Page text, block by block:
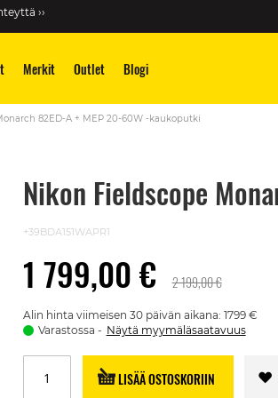
››
Merkit Outlet Blogi
82ED-A + MEP 20-60W -kaukoputki
Nikon Fieldscope
+39BDA151WAPR1
1 799,00 € 2 199,00 €
Alin hinta viimeisen 30 päivän aikana: 1799 €
Varastossa
Näytä myymäläsaatavuus
LISÄÄ OSTOSKORIIN